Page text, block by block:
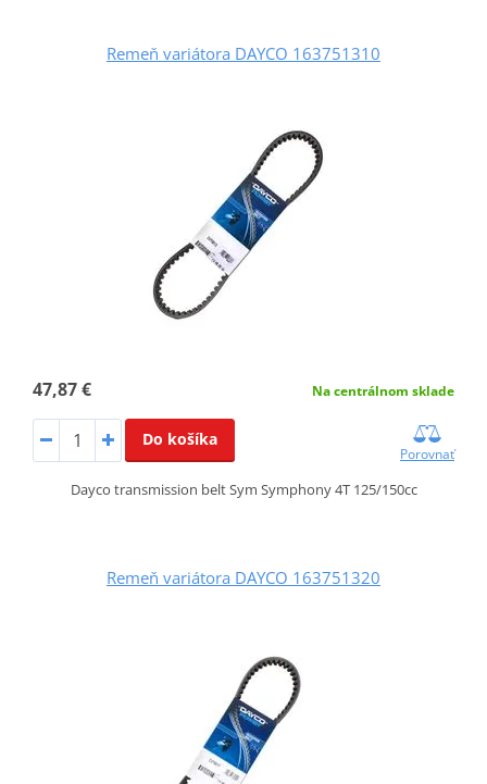
Remeň variátora DAYCO 163751310
47,87 € Na centrálnom sklade
Do košíka
Porovnať
Dayco transmission belt Sym Symphony 4T 125/150cc
Remeň variátora DAYCO 163751320